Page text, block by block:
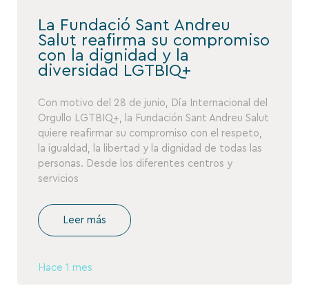
La Fundació Sant Andreu
Salut reafirma su compromiso
con la dignidad y la
diversidad LGTBIQ+
Con motivo del 28 de junio, Día Internacional del
Orgullo LGTBIQ+, la Fundación Sant Andreu Salut
quiere reafirmar su compromiso con el respeto,
la igualdad, la libertad y la dignidad de todas las
personas. Desde los diferentes centros y
servicios
Leer más
Hace 1 mes